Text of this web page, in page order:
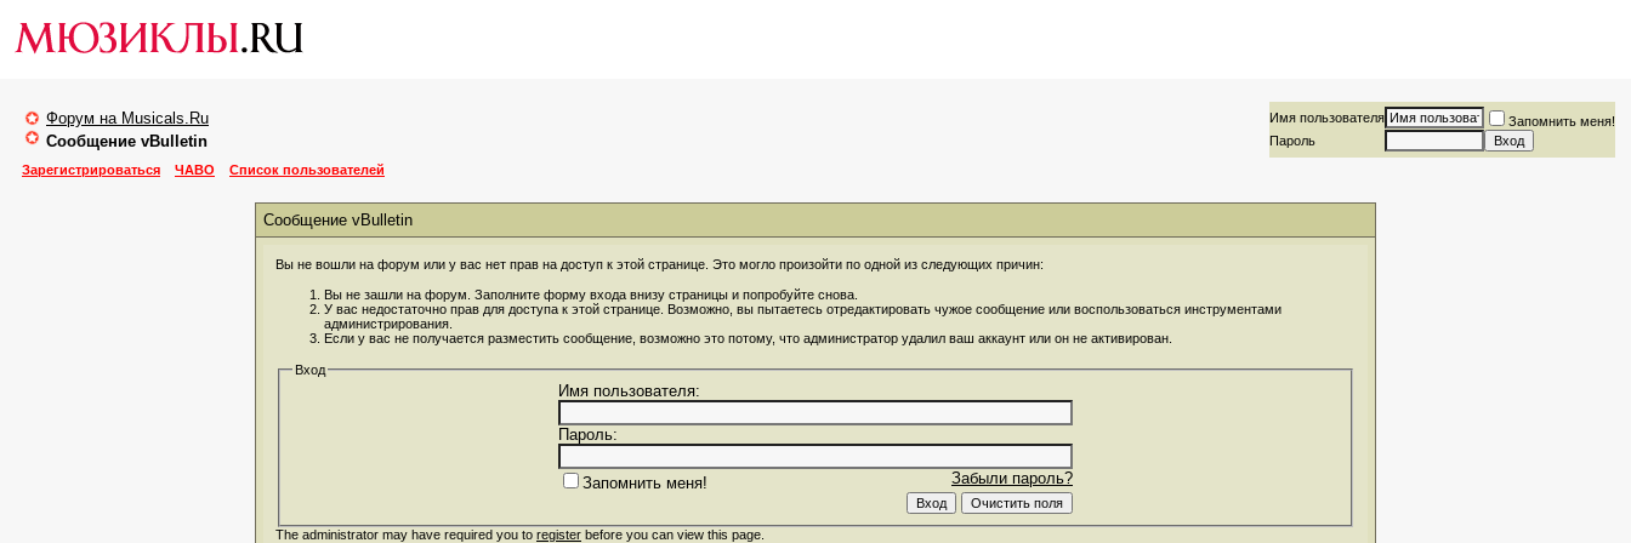
Форум на Musicals.Ru
Сообщение vBulletin
Имя пользователя
Запомнить меня!
Пароль
Зарегистрироваться
ЧАВО Список пользователей
Сообщение vBulletin
Вы не вошли на форум или у вас нет прав на доступ к этой странице. Это могло произойти по одной из следующих причин:
Вы не зашли на форум. Заполните форму входа внизу страницы и попробуйте снова.
У вас недостаточно прав для доступа к этой странице. Возможно, вы пытаетесь отредактировать чужое сообщение или воспользоваться инструментами
администрирования.
Если у вас не получается разместить сообщение, возможно это потому, что администратор удалил ваш аккаунт или он не активирован.
Вход
Имя пользователя:
Пароль:
Забыли пароль?
Запомнить меня!
The administrator may have required you to register before you can view this page.